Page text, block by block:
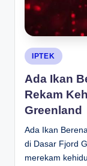
Posted
in
IPTEK
Ada Ikan
Rekam
Greenland
Ada Ikan
di Dasar Fjord
merekam